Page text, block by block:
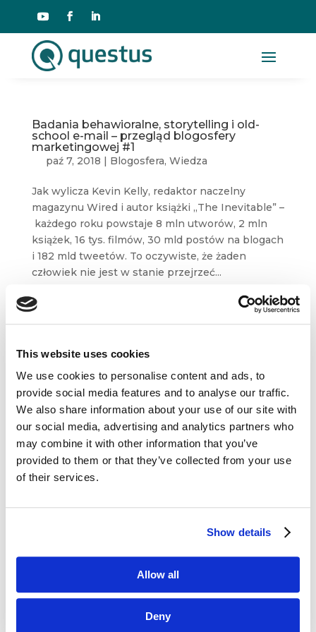
This website uses cookies
We use cookies to personalise content and ads, to
provide social media features and to analyse our traffic.
We also share information about your use of our site with
our social media, advertising and analytics partners who
may combine it with other information that you’ve
provided to them or that they’ve collected from your use
of their services.
Show details
Allow all
Deny
Badania behawioralne, storytelling i old-
school e-mail – przegląd blogosfery
marketingowej #1
paź 7, 2018 | Blogosfera, Wiedza
Jak wylicza Kevin Kelly, redaktor naczelny
magazynu Wired i autor książki „The Inevitable” –
każdego roku powstaje 8 mln utworów, 2 mln
książek, 16 tys. filmów, 30 mld postów na blogach
i 182 mld tweetów. To oczywiste, że żaden
człowiek nie jest w stanie przejrzeć...
Dane kontaktowe

questus
ul. Organizacji WiN 83/7
91-811 Łódź
 601 098 038